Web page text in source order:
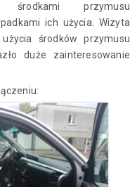
środkami przymusu
ich użycia. Wizyta
środków przymusu
duże zainteresowanie